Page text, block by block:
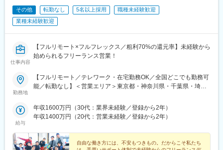
その他 転勤なし 5名以上採用
職種未経験歓迎
業種未経験歓迎
仕事内容
【フルリモート×フルフレックス／粗利70%の還元率】未経験から
始められるフリーランス営業！
勤務地
【フルリモート／テレワーク・在宅勤務OK／全国どこでも勤務可
能／転勤なし】＜営業エリア＞東京都・神奈川県・千葉県・埼玉
お任せします。もちろん、オンライン商談も可能です。★自社オ
フィスは無料で利用できます！フリーランスだから孤独感を感じ
りを大切にしています。自社オフィスには常に10名程度のメンバ
ーがいるので、質問や相談もしやすい環境です。【本社】東京都
給与
年収1600万円（30代：業界未経験／登録から2年）
年収1400万円（20代：営業未経験／登録から2年）
自由な働き方には、不安もつきもの。だからこそ私たち